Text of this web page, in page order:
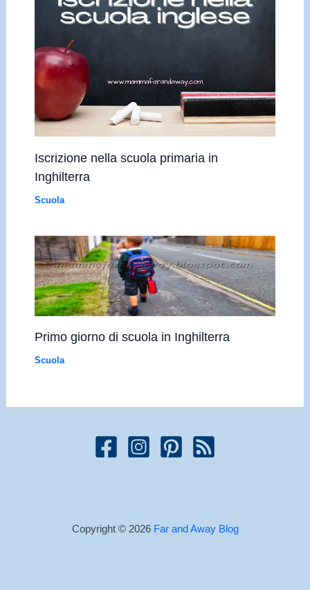
Iscrizione nella scuola primaria in
Inghilterra
Scuola
Primo giorno di scuola in Inghilterra
Scuola
Copyright © 2026 Far and Away Blog